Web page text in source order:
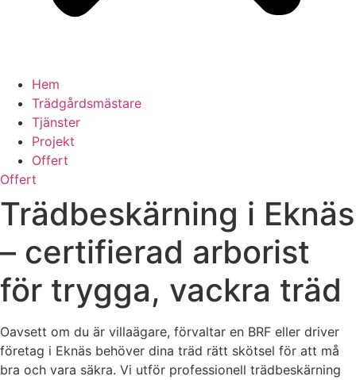
Hem
Trädgårdsmästare
Tjänster
Projekt
Offert
Offert
Trädbeskärning i Eknäs
– certifierad arborist
för trygga, vackra träd
Oavsett om du är villaägare, förvaltar en BRF eller driver
företag i Eknäs behöver dina träd rätt skötsel för att må
bra och vara säkra. Vi utför professionell trädbeskärning